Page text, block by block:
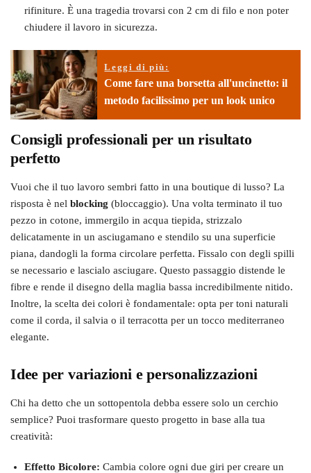
rifiniture. È una tragedia trovarsi con 2 cm di filo e non poter
chiudere il lavoro in sicurezza.
Leggi di più:
Come fare una borsetta all'uncinetto: il
metodo facilissimo per un look unico
Consigli professionali per un risultato
perfetto
Vuoi che il tuo lavoro sembri fatto in una boutique di lusso? La
risposta è nel blocking (bloccaggio). Una volta terminato il tuo
pezzo in cotone, immergilo in acqua tiepida, strizzalo
delicatamente in un asciugamano e stendilo su una superficie
piana, dandogli la forma circolare perfetta. Fissalo con degli spilli
se necessario e lascialo asciugare. Questo passaggio distende le
fibre e rende il disegno della maglia bassa incredibilmente nitido.
Inoltre, la scelta dei colori è fondamentale: opta per toni naturali
come il corda, il salvia o il terracotta per un tocco mediterraneo
elegante.
Idee per variazioni e personalizzazioni
Chi ha detto che un sottopentola debba essere solo un cerchio
semplice? Puoi trasformare questo progetto in base alla tua
creatività:
Effetto Bicolore: Cambia colore ogni due giri per creare un